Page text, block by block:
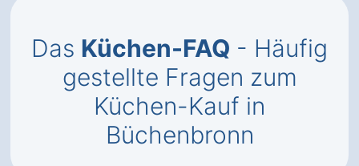
Das Küchen-FAQ - Häufig
gestellte Fragen zum
Küchen-Kauf in
Büchenbronn